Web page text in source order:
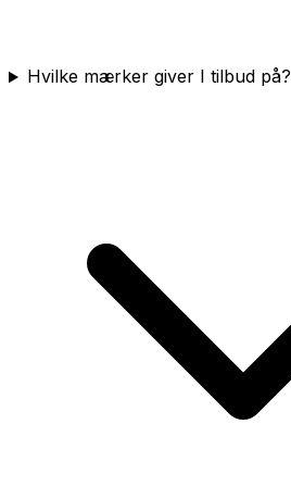
Hvilke mærker giver I tilbud på?